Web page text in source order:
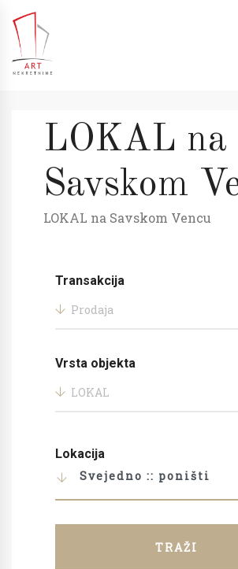
LOKAL na
Savskom
LOKAL na Savskom Vencu
Transakcija
Prodaja
Vrsta objekta
LOKAL
Lokacija
Svejedno :: poništi
TRAŽI